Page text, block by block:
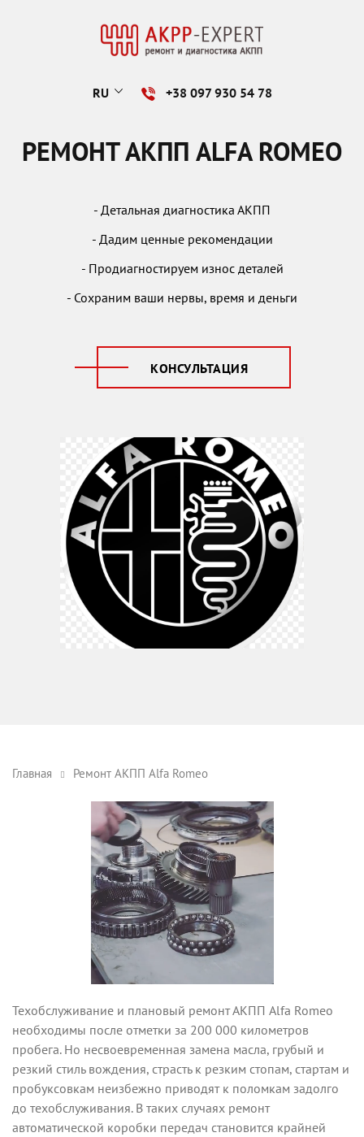
RU +38 097 930 54 78
РЕМОНТ АКПП ALFA ROMEO
- Детальная диагностика АКПП
- Дадим ценные рекомендации
- Продиагностируем износ деталей
- Сохраним ваши нервы, время и деньги
КОНСУЛЬТАЦИЯ
Главная Ремонт АКПП Alfa Romeo
Техобслуживание и плановый ремонт АКПП Alfa Romeo
необходимы после отметки за 200 000 километров
пробега. Но несвоевременная замена масла, грубый и
резкий стиль вождения, страсть к резким стопам, стартам и
пробуксовкам неизбежно приводят к поломкам задолго
до техобслуживания. В таких случаях ремонт
автоматической коробки передач становится крайней